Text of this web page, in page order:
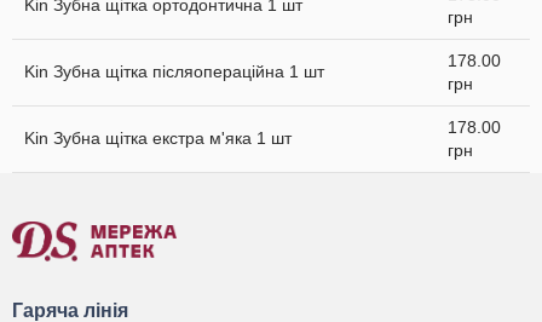
Kin Зубна щітка ортодонтична 1 шт
грн
Kin Зубна щітка післяопераційна 1 шт
178.00
грн
Kin Зубна щітка екстра м'яка 1 шт
178.00
грн
Гаряча лінія